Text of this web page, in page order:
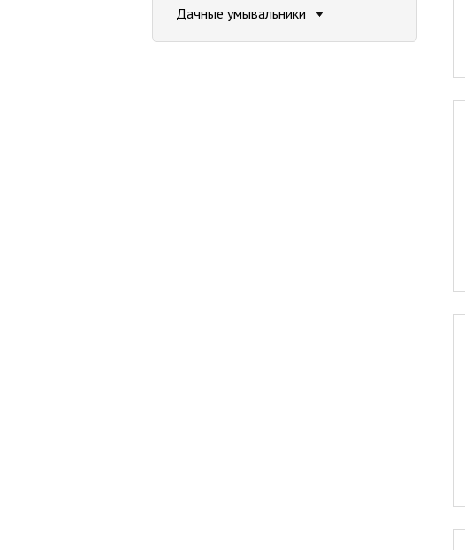
Дачные умывальники